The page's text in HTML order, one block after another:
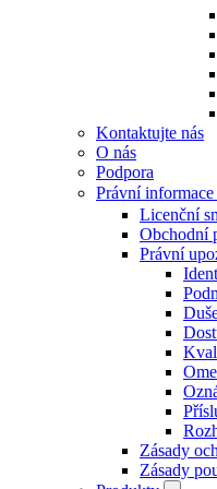
Kontaktujte nás
O nás
Podpora
Právní informace
Licenční
Obchodní
Právní
Zásady
Zásady